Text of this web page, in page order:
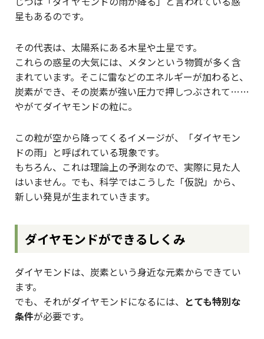
星もあるのです。
その代表は、太陽系にある木星や土星です。
これらの惑星の大気には、メタンという物質が多く含
まれています。そこに雷などのエネルギーが加わると、
炭素ができ、その炭素が強い圧力で押しつぶされて……
やがてダイヤモンドの粒に。
この粒が空から降ってくるイメージが、「ダイヤモン
ドの雨」と呼ばれている現象です。
もちろん、これは理論上の予測なので、実際に見た人
はいません。でも、科学ではこうした「仮説」から、
新しい発見が生まれていきます。
ダイヤモンドができるしくみ
ダイヤモンドは、炭素という身近な元素からできてい
ます。
でも、それがダイヤモンドになるには、 とても特別な
条件が必要です。